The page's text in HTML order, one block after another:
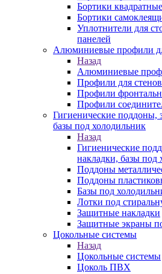
Бортики квадратные
Бортики
Уплотнители для
панелей
Алюминиевые профили
Назад
Алюминиевые
Профили для
Профили
Профили
Гигиенические поддоны,
базы под холодильник
Назад
Гигиенические
накладки, базы под
Поддоны
Поддоны
Базы под
Лотки под
Защитные накладки
Защитные экраны
Цокольные системы
Назад
Цокольные системы
Цоколь ПВХ